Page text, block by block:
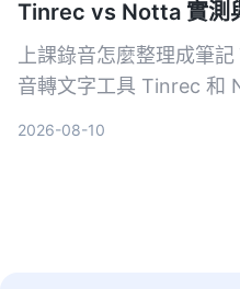
Tinrec vs Notta 實測
上課錄音怎麼整理成筆
音轉文字工具 Tinrec 和
2026-08-10